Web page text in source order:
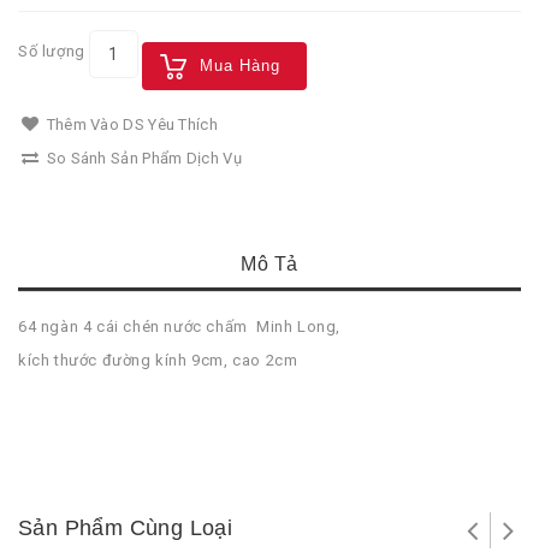
Số lượng
Mua Hàng
Thêm Vào DS Yêu Thích
So Sánh Sản Phẩm Dịch Vụ
Mô Tả
64 ngàn 4 cái chén nước chấm Minh Long,
kích thước đường kính 9cm, cao 2cm
Sản Phẩm Cùng Loại